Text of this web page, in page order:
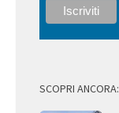
SCOPRI ANCORA: